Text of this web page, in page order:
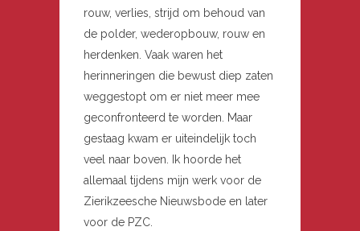
rouw, verlies, strijd om behoud van
de polder, wederopbouw, rouw en
herdenken. Vaak waren het
herinneringen die bewust diep zaten
weggestopt om er niet meer mee
geconfronteerd te worden. Maar
gestaag kwam er uiteindelijk toch
veel naar boven. Ik hoorde het
allemaal tijdens mijn werk voor de
Zierikzeesche Nieuwsbode en later
voor de PZC.